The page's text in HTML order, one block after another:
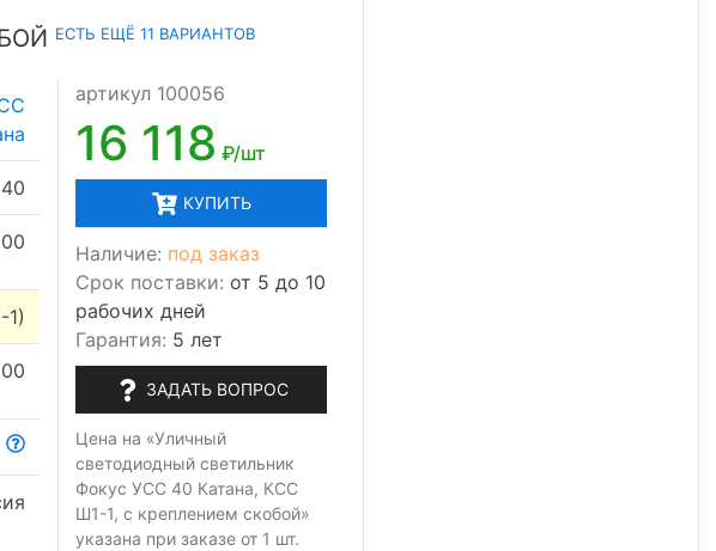
ЕСТЬ ЕЩЁ 11 ВАРИАНТОВ
40
артикул 100056
16 118 ₽/шт
КУПИТЬ
Наличие: под заказ
Срок поставки: от 5 до 10
рабочих дней
Гарантия: 5 лет
ЗАДАТЬ ВОПРОС
Цена на «Уличный
светодиодный светильник
Фокус УСС 40 Катана, КСС
Ш1-1, с креплением скобой»
указана при заказе от 1 шт.